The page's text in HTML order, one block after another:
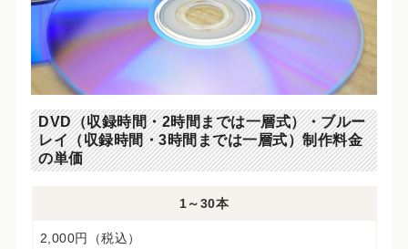
お見積もり・お問い合わせ
DVD（収録時間・2時間までは一層式）・ブルー
レイ（収録時間・3時間までは一層式）制作料金
の単価
1～30本
2,000円（税込）